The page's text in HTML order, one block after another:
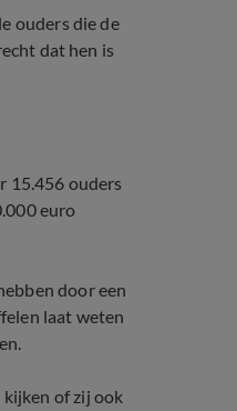
ouders die de
dat hen is
15.456 ouders
euro
door een
laat weten
of zij ook